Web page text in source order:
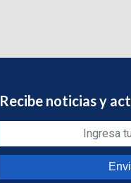
Recibe noticias y